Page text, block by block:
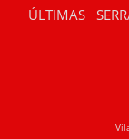
ÚLTIMAS